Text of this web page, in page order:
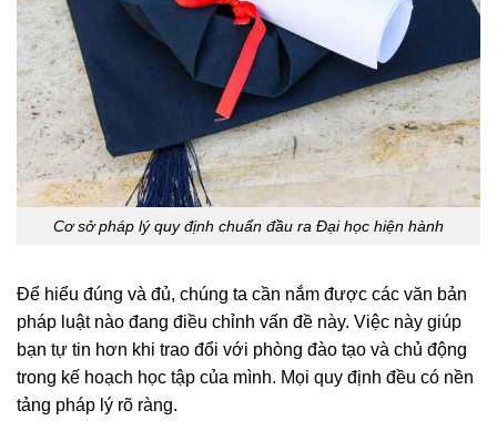
Cơ sở pháp lý quy định chuẩn đầu ra Đại học hiện hành
Để hiểu đúng và đủ, chúng ta cần nắm được các văn bản
pháp luật nào đang điều chỉnh vấn đề này. Việc này giúp
bạn tự tin hơn khi trao đổi với phòng đào tạo và chủ động
trong kế hoạch học tập của mình. Mọi quy định đều có nền
tảng pháp lý rõ ràng.